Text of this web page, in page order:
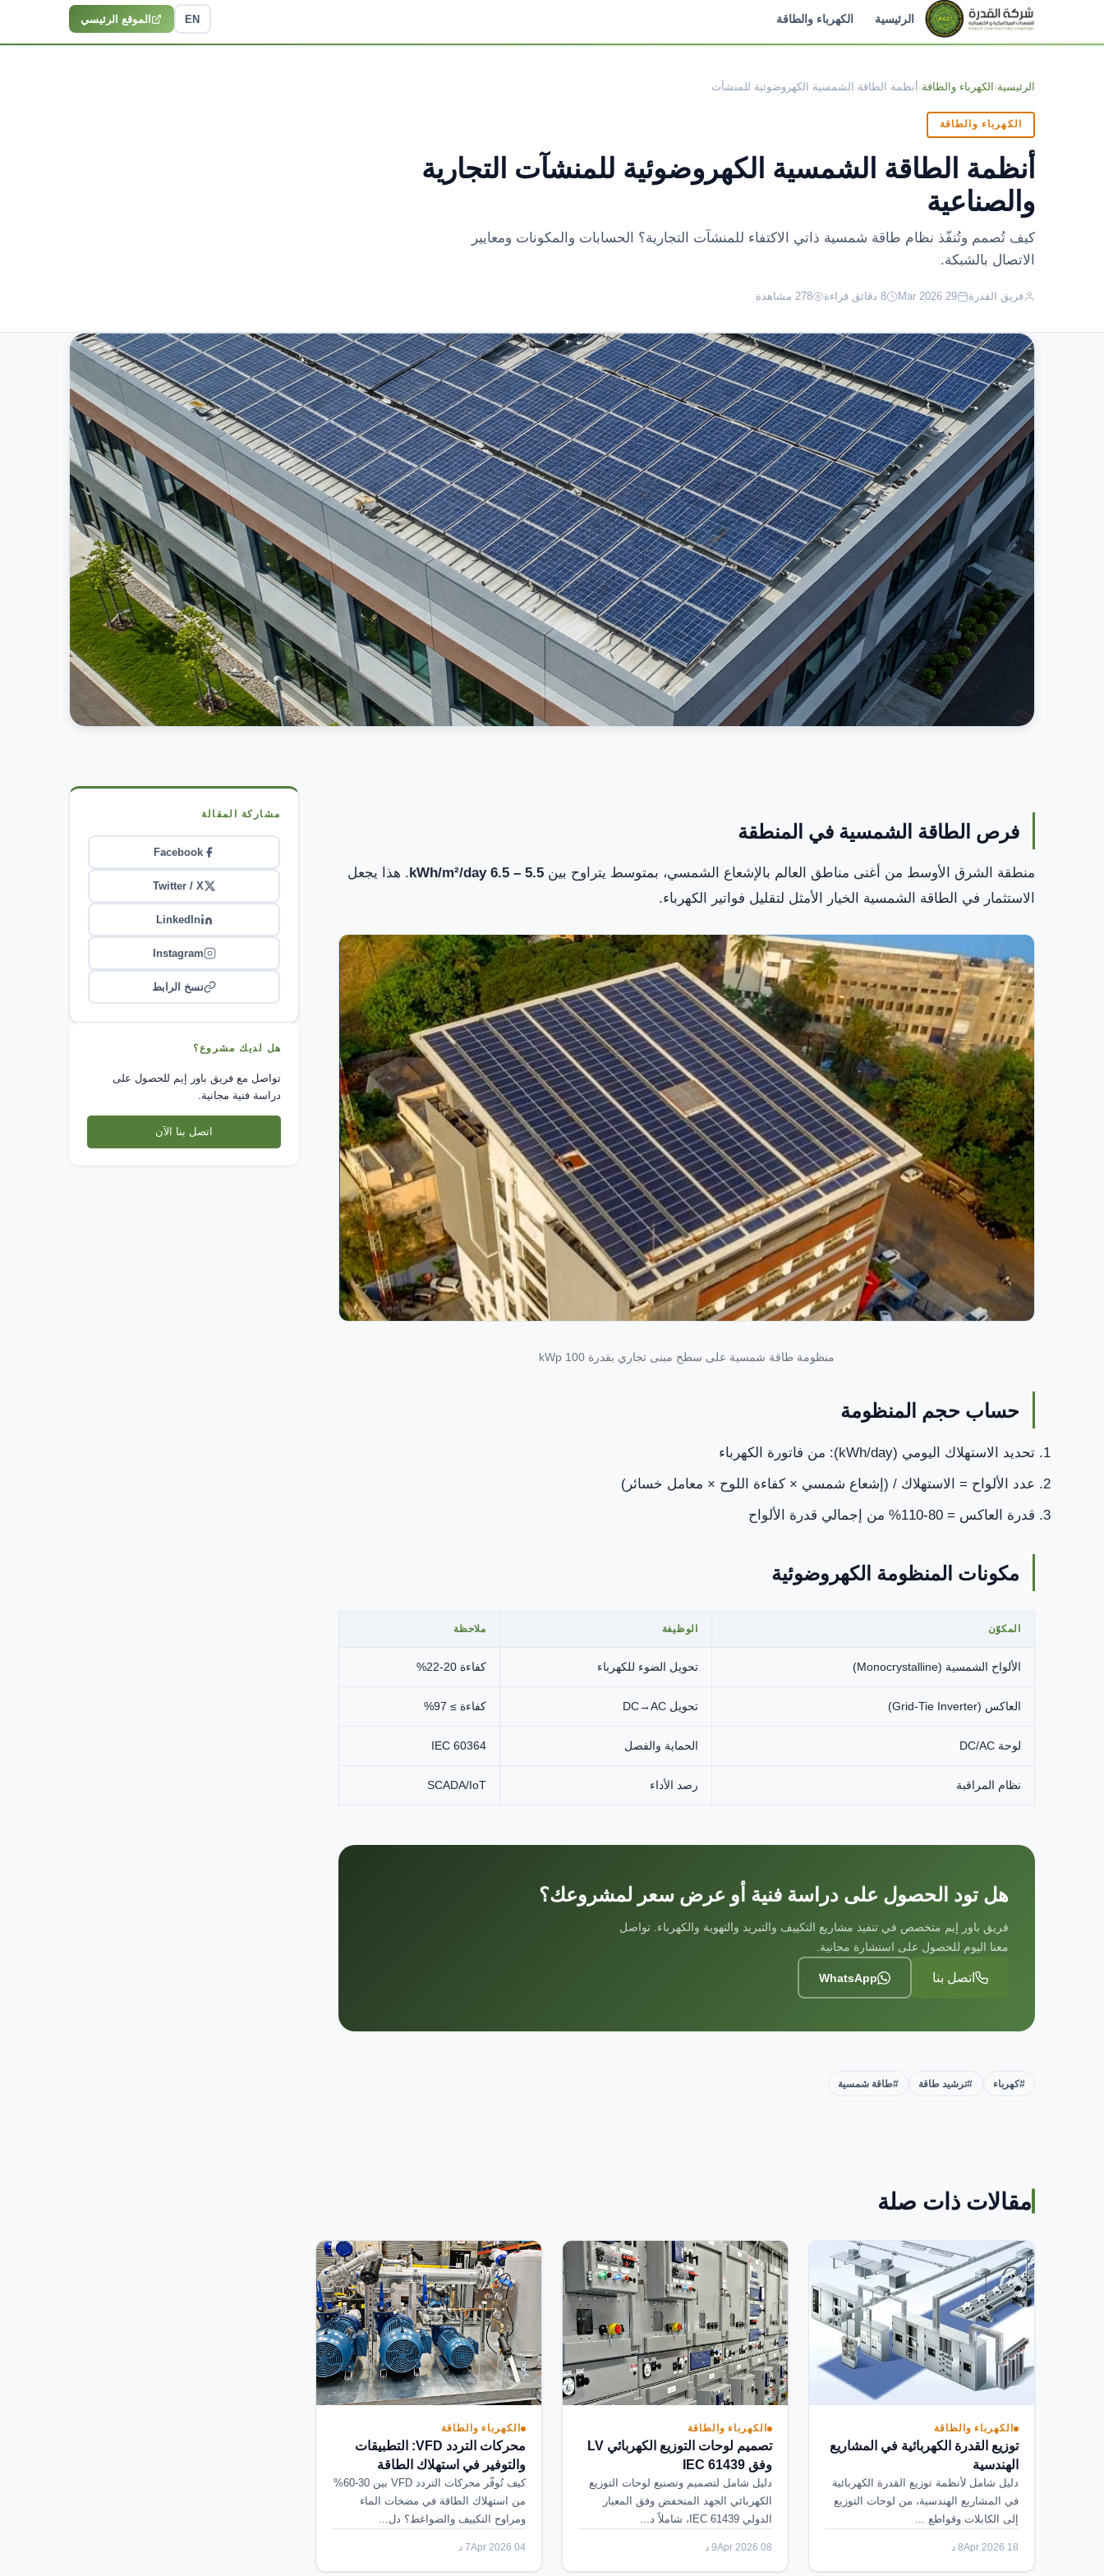
الرئيسية الكهرباء والطاقة EN الموقع الرئيسي
الرئيسية› الكهرباء والطاقة› أنظمة الطاقة الشمسية الكهروضوئية للمنشآت
الكهرباء والطاقة
أنظمة الطاقة الشمسية الكهروضوئية للمنشآت التجارية
والصناعية
كيف تُصمم وتُنفّذ نظام طاقة شمسية ذاتي الاكتفاء للمنشآت التجارية؟ الحسابات والمكونات ومعايير
الاتصال بالشبكة.
فريق القدرة 29 Mar 2026 8 دقائق قراءة 278 مشاهدة
فرص الطاقة الشمسية في المنطقة
منطقة الشرق الأوسط من أغنى مناطق العالم بالإشعاع الشمسي، بمتوسط يتراوح بين 5.5 – 6.5 kWh/m²/day
. هذا يجعل
الاستثمار في الطاقة الشمسية الخيار الأمثل لتقليل فواتير الكهرباء.
منظومة طاقة شمسية على سطح مبنى تجاري بقدرة 100 kWp
حساب حجم المنظومة
تحديد الاستهلاك اليومي (kWh/day): من فاتورة الكهرباء
عدد الألواح = الاستهلاك / (إشعاع شمسي × كفاءة اللوح × معامل خسائر)
قدرة العاكس = 80-110% من إجمالي قدرة الألواح
مكونات المنظومة الكهروضوئية
المكوّن الوظيفة ملاحظة
الألواح الشمسية (Monocrystalline) تحويل الضوء للكهرباء كفاءة 20-22%
العاكس (Grid-Tie Inverter) تحويل DC→AC كفاءة ≥ 97%
لوحة DC/AC الحماية والفصل IEC 60364
نظام المراقبة رصد الأداء SCADA/IoT
هل تود الحصول على دراسة فنية أو عرض سعر لمشروعك؟
فريق باور إيم متخصص في تنفيذ مشاريع التكييف والتبريد والتهوية والكهرباء. تواصل
معنا اليوم للحصول على استشارة مجانية.
اتصل بنا WhatsApp
#كهرباء #ترشيد طاقة #طاقة شمسية
مشاركة المقالة
Facebook
Twitter / X
LinkedIn
Instagram
نسخ الرابط
هل لديك مشروع؟
تواصل مع فريق باور إيم للحصول على
دراسة فنية مجانية.
اتصل بنا الآن
مقالات ذات صلة
الكهرباء والطاقة
توزيع القدرة الكهربائية في المشاريع
الهندسية
دليل شامل لأنظمة توزيع القدرة الكهربائية
في المشاريع الهندسية، من لوحات التوزيع
إلى الكابلات وقواطع ...
18 Apr 2026 8 د
الكهرباء والطاقة
تصميم لوحات التوزيع الكهربائي LV
وفق IEC 61439
دليل شامل لتصميم وتصنيع لوحات التوزيع
الكهربائي الجهد المنخفض وفق المعيار
الدولي IEC 61439، شاملاً د...
08 Apr 2026 9 د
الكهرباء والطاقة
محركات التردد VFD: التطبيقات
والتوفير في استهلاك الطاقة
كيف تُوفّر محركات التردد VFD بين 30-60%
من استهلاك الطاقة في مضخات الماء
ومراوح التكييف والضواغط؟ دل...
04 Apr 2026 7 د